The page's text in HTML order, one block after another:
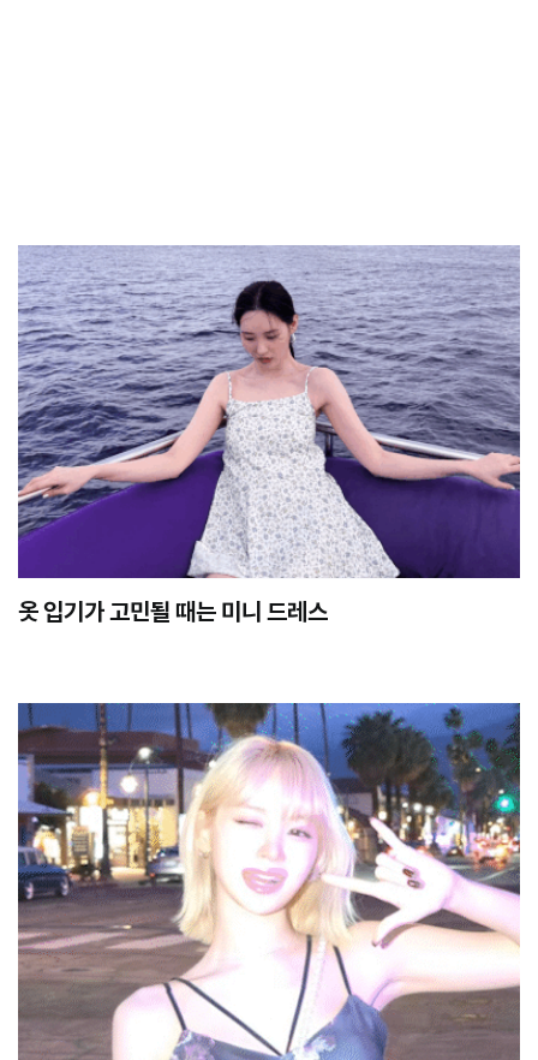
옷 입기가 고민될 때는 미니 드레스